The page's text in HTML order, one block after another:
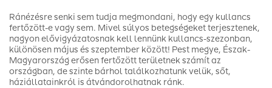
Ránézésre senki sem tudja megmondani, hogy egy kullancs
fertőzött-e vagy sem. Mivel súlyos betegségeket terjesztenek,
nagyon elővigyázatosnak kell lennünk kullancs-szezonban,
különösen május és szeptember között! Pest megye, Észak-
Magyarország erősen fertőzött területnek számít az
országban, de szinte bárhol találkozhatunk velük, sőt,
háziállatainkról is átvándorolhatnak ránk.